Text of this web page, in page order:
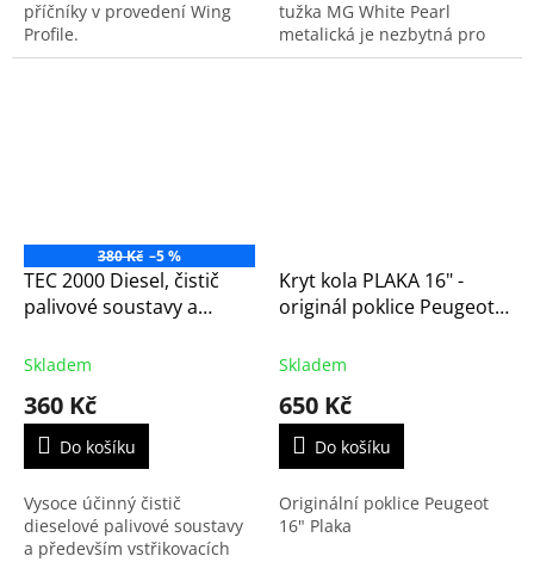
příčníky v provedení Wing
Profile.
tužka MG White Pearl
metalická je nezbytná pro
rychlou a neviditelnou retuš
380 Kč –5 %
TEC 2000 Diesel, čistič
palivové soustavy a
(Diesel Injector Cleaner -
Skladem
360 Kč
Do košíku
Vysoce účinný čistič
dieselové palivové soustavy
a především vstřikovacích
Kryt kola PLAKA 16" -
originál poklice Peugeot
Skladem
650 Kč
Do košíku
Originální poklice Peugeot
16" Plaka